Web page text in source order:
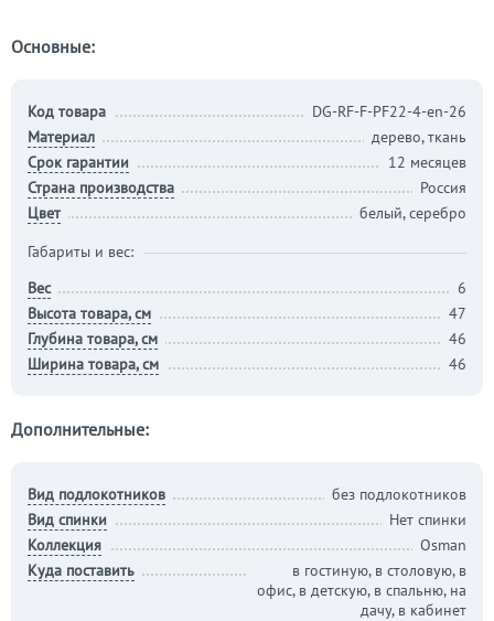
Основные:
Код товара
DG-RF-F-PF22-4-en-26
Материал
дерево, ткань
Срок гарантии
12 месяцев
Страна производства
Россия
Цвет
белый, серебро
Габариты и вес:
Вес
6
Высота товара, см
47
Глубина товара, см
46
Ширина товара, см
46
Дополнительные:
Вид подлокотников
без подлокотников
Вид спинки
Нет спинки
Коллекция
Osman
Куда поставить
в гостиную, в столовую, в
офис, в детскую, в спальню, на
дачу, в кабинет